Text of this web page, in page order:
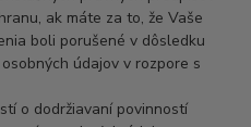
ak máte za to, že Vaše
boli porušené v dôsledku
údajov v rozpore s
o dodržiavaní povinností